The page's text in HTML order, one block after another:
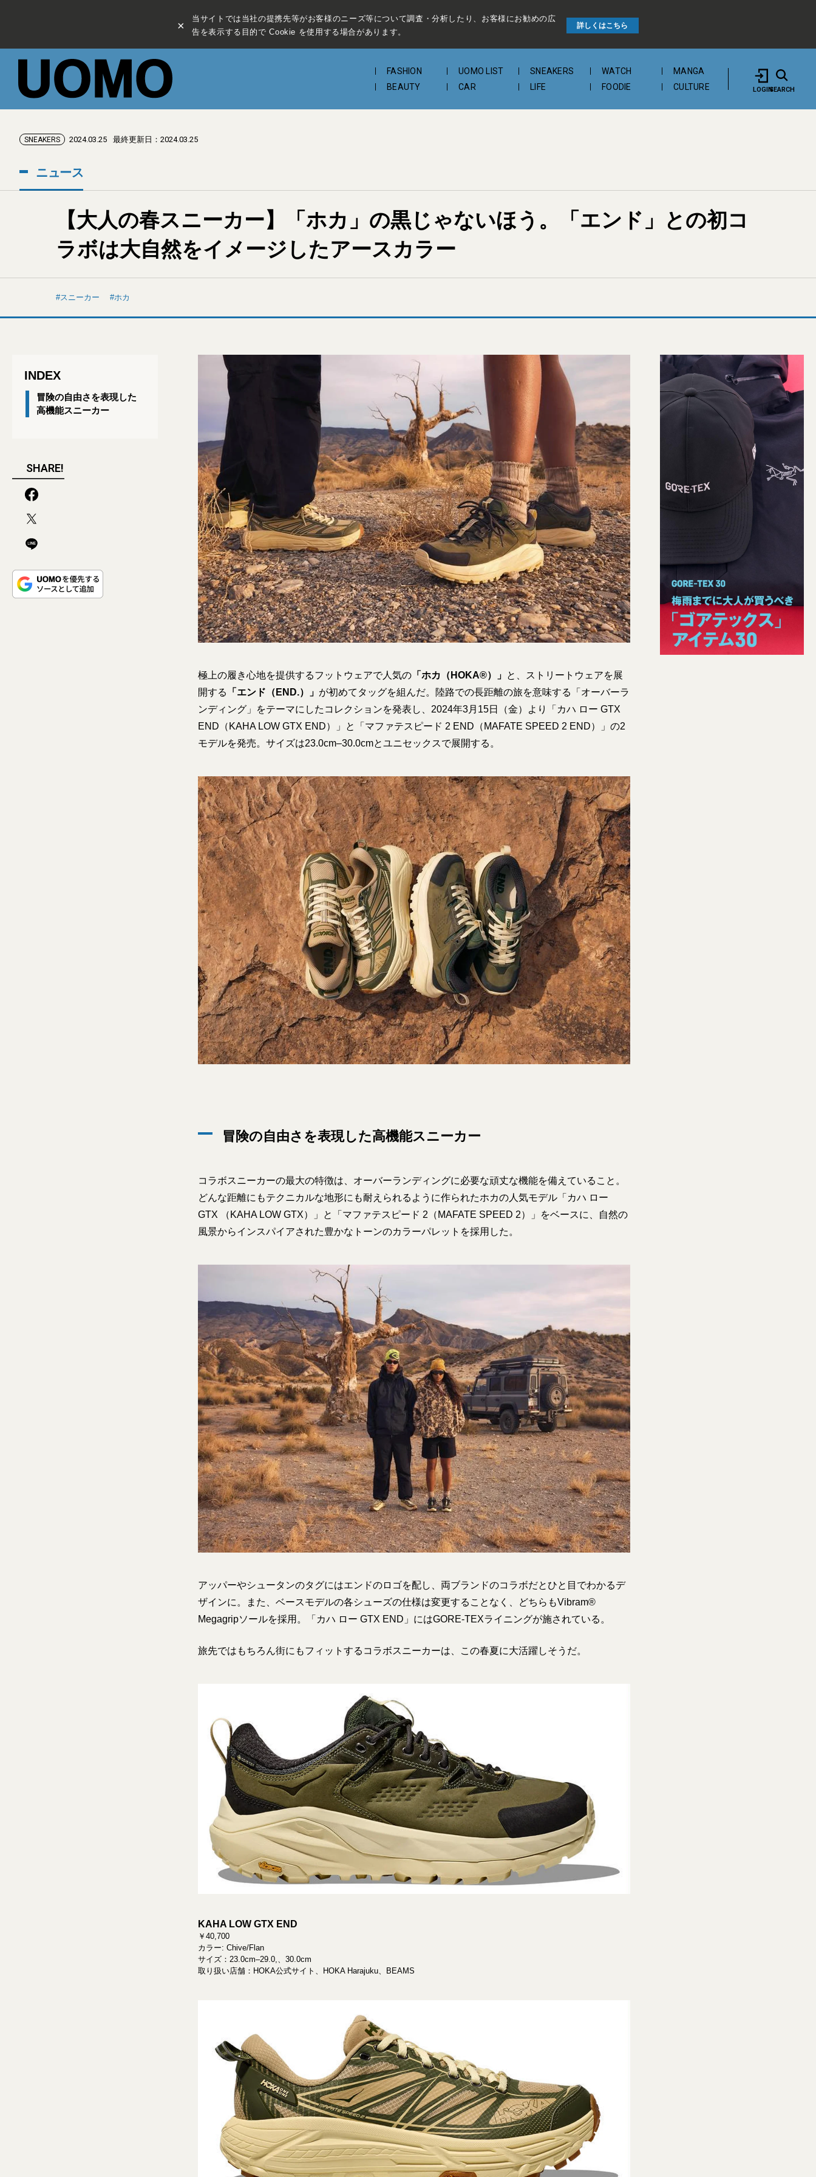
×
当サイトでは当社の提携先等がお客様のニーズ等について調査・分析したり、お客様にお勧めの広
告を表示する目的で Cookie を使用する場合があります。
詳しくはこちら
FASHION UOMO LIST SNEAKERS WATCH
MANGA
BEAUTY
CAR LIFE FOODIE CULTURE LOGINSEARCH
SNEAKERS 2024.03.25 最終更新日：2024.03.25
ニュース
【大人の春スニーカー】「ホカ」の黒じゃないほう。「エンド」との初コ
ラボは大自然をイメージしたアースカラー
スニーカー ホカ
INDEX
冒険の自由さを表現した
高機能スニーカー
SHARE!
極上の履き心地を提供するフットウェアで人気の 「ホカ（HOKA®︎）」 と、ストリートウェアを展
開する
「エンド（END.）」 が初めてタッグを組んだ。陸路での長距離の旅を意味する「オーバーラ
ンディング」をテーマにしたコレクションを発表し、2024年3月15日（金）より「カハ ロー GTX
END（KAHA LOW GTX END）」と「マファテスピード 2 END（MAFATE SPEED 2 END）」の2
モデルを発売。サイズは23.0cm–30.0cmとユニセックスで展開する。
冒険の自由さを表現した高機能スニーカー
コラボスニーカーの最大の特徴は、オーバーランディングに必要な頑丈な機能を備えていること。
どんな距離にもテクニカルな地形にも耐えられるように作られたホカの人気モデル「カハ ロー
GTX （KAHA LOW GTX）」と「マファテスピード 2（MAFATE SPEED 2）」をベースに、自然の
風景からインスパイアされた豊かなトーンのカラーパレットを採用した。
アッパーやシュータンのタグにはエンドのロゴを配し、両ブランドのコラボだとひと目でわかるデ
ザインに。また、ベースモデルの各シューズの仕様は変更することなく、どちらもVibram®
Megagripソールを採用。「カハ ロー GTX END」にはGORE-TEXライニングが施されている。
旅先ではもちろん街にもフィットするコラボスニーカーは、この春夏に大活躍しそうだ。
KAHA LOW GTX END
￥40,700
カラー: Chive/Flan
サイズ：23.0cm–29.0,、30.0cm
取り扱い店舗：HOKA公式サイト、HOKA Harajuku、BEAMS